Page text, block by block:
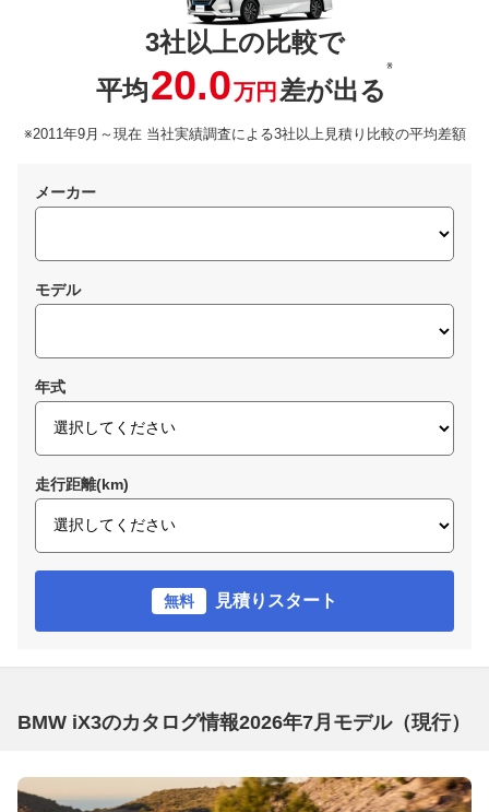
3社以上の比較で
平均20.0万円 差が出る
※
※2011年9月～現在 当社実績調査による3社以上見積り比較の平均差額
メーカー
モデル
年式
走行距離(km)
無料 見積りスタート
BMW iX3のカタログ情報2026年7月モデル（現行）